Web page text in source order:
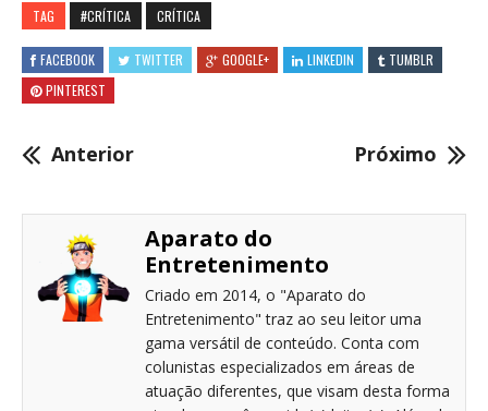
TAG #CRÍTICA CRÍTICA
FACEBOOK TWITTER GOOGLE+ LINKEDIN
TUMBLR
PINTEREST
Anterior Próximo
Aparato do
Entretenimento
Criado em 2014, o "Aparato do
Entretenimento" traz ao seu leitor uma
gama versátil de conteúdo. Conta com
colunistas especializados em áreas de
atuação diferentes, que visam desta forma